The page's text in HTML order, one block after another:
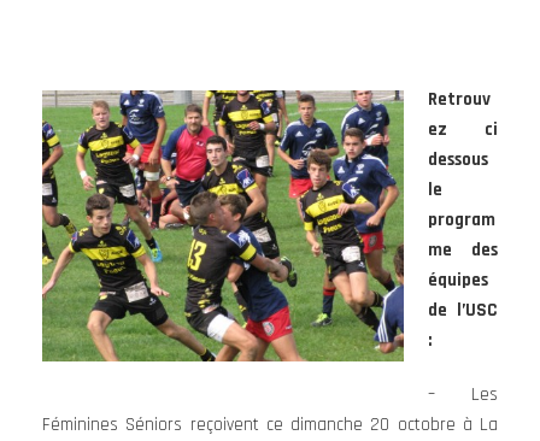
Retrouv
ez ci
dessous
le
program
me des
équipes
de l’USC
:
– Les
Féminines Séniors reçoivent ce dimanche 20 octobre à La